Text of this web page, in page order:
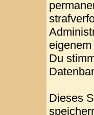
Du
Dieses